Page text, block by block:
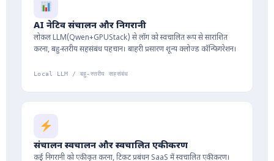
AI नेटिव संचालन और निगरानी
लोकल LLM(Qwen+GPUStack) से लॉग को स्वचालित रूप से सारांशित
करना, बहु-स्तरीय सहसंबंध पहचान। बाहरी प्रसारण शून्य क्लोज्ड कॉन्फिगरेशन।
Local LLM / बहु-स्तरीय सहसंबंध
संचालन स्वचालन और स्वचालित एकीकरण
कई निगरानी को एकीकृत करना, टिकट प्रबंधन SaaS में स्वचालित एकीकरण।